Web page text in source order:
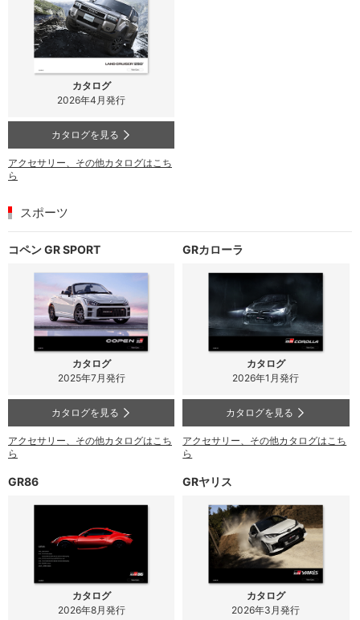
カタログ
2026年4月発行
カタログを見る
アクセサリー、その他カタログはこち
ら
スポーツ
コペン GR SPORT
カタログ
2025年7月発行
カタログを見る
アクセサリー、その他カタログはこち
ら
GRカローラ
カタログ
2026年1月発行
カタログを見る
アクセサリー、その他カタログはこち
ら
GR86
カタログ
2026年8月発行
GRヤリス
カタログ
2026年3月発行